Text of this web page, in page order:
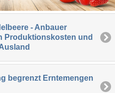
- Anbauer
Produktionskosten und
begrenzt Erntemengen